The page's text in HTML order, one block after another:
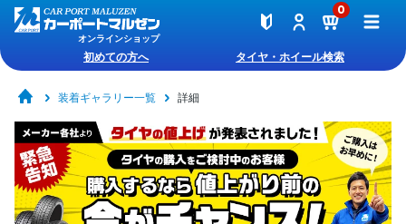
オンラインショップ
0
初めての方へ タイヤ・ホイール検索
装着ギャラリー一覧 詳細